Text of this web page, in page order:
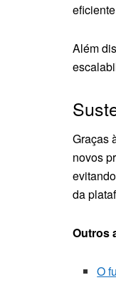
Além
Graças
novos
da
Outros
O